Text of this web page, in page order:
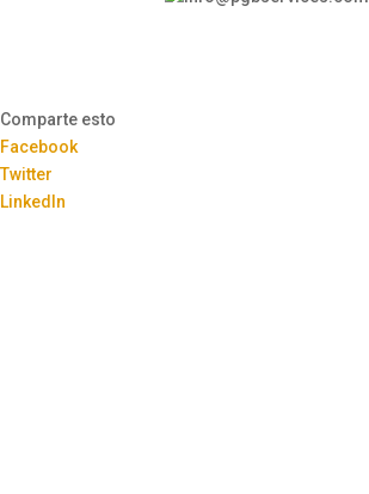
Comparte esto
Facebook
Twitter
LinkedIn